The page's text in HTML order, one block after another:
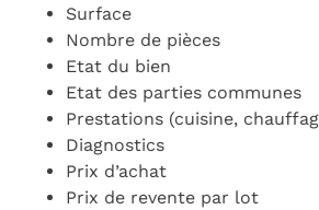
Surface
Nombre de pièces
Etat du bien
Etat des parties communes
Prestations (cuisine,
Diagnostics
Prix d’achat
Prix de revente par lot